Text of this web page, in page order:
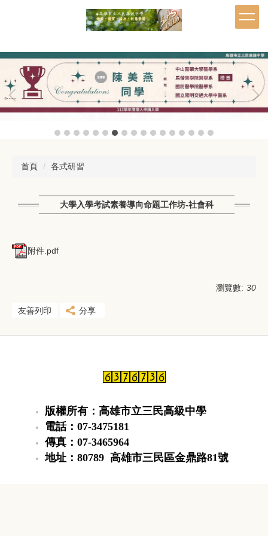
內
區
首頁 各式研習
大學入學考試素養導向命題工作坊-社會科
附件.pdf
瀏覽數: 30
友善列印 分享
版權所有：高雄市立三民高級中學
電話：07-3475181
傳真：07-3465964
地址：80789 高雄市三民區金鼎路81號